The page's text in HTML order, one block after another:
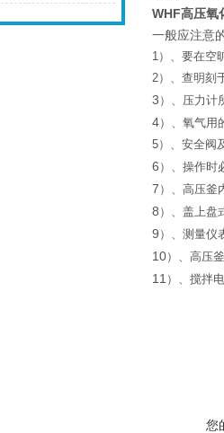
WHF高压氧
一般应注意
1） 、要在空
2） 、查明刻
3 ） 、压力计
4） 、氧气用
5） 、安全阀
6 ） 、操作时
7 ） 、高压釜
8 ） 、盖上盘
9 ） 、测量仪
10） 、高压
11 ） 、搅拌
您